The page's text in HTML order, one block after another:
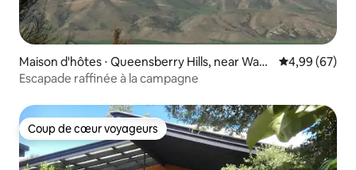
Maison d'hôtes ⋅ Queensberry Hills, near Wana
ka and Cromwell
Évaluation
4,99 (67)
Escapade raffinée à la campagne
Coup de cœur voyageurs
Coup de cœur voyageurs